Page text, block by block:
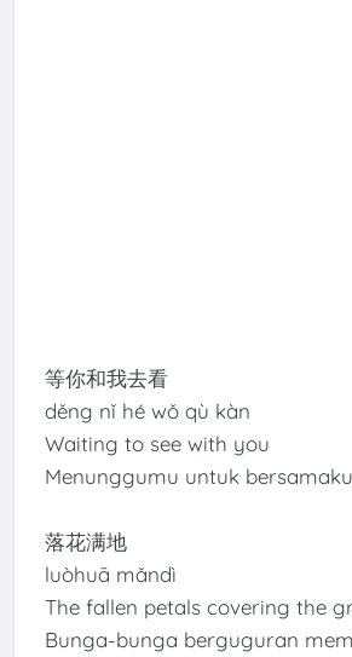
等你和我去看
děng nǐ hé wǒ qù kàn
Waiting to see with you
Menunggumu untuk
落花满地
luòhuā mǎndì
The fallen petals covering the
Bunga-bunga berguguran